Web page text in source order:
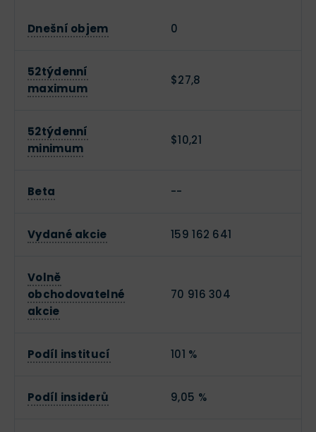
Dnešní objem 0
52týdenní
maximum
$27,8
52týdenní
minimum
$10,21
Beta --
Vydané akcie 159 162 641
Volně
obchodovatelné
akcie
70 916 304
Podíl institucí 101 %
Podíl insiderů 9,05 %